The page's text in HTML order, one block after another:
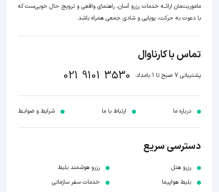
ماموریت‌مان اراﺋــﻪ خدمات رزرو آسان، راهنمای واقعی و ترویج حال خوبی‌ست که
با دعوت به حرکت، پویایی و شادی جمعی همراه باشد.
تماس با کارناوال
پشتیبانی 7 صبح تا 1 بامداد: 021 9101 3530
درباره ما ارتباط با ما شرایط و ضوابـط
دسترسی سریع
رزرو هتل
بلیط هواپیما
رزرو هوشمند بلیط
خدمات سفر سازمانی